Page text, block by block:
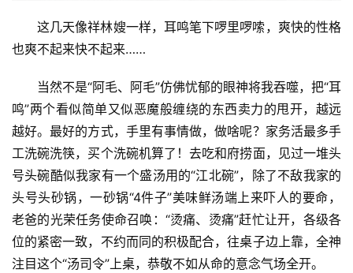
这几天像祥林嫂一样，耳鸣笔下啰里啰嗦，爽快的性格
也爽不起来快不起来……
​当然不是“阿毛、阿毛”仿佛忧郁的眼神将我吞噬，把“耳
鸣”两个看似简单又似恶魔般缠绕的东西卖力的甩开，越远
越好。最好的方式，手里有事情做，做啥呢？家务活最多手
工洗碗洗筷，买个洗碗机算了！去吃和府捞面，见过一堆头
号头碗酷似我家有一个盛汤用的“江北碗”，除了不敌我家的
头号头砂锅，一砂锅“4件子”美味鲜汤端上来吓人的要命，
老爸的光荣任务使命召唤：“烫痛、烫痛”赶忙让开，各级各
位的紧密一致，不约而同的积极配合，往桌子边上靠，全神
注目这个“汤司令”上桌，恭敬不如从命的意念气场全开。